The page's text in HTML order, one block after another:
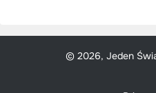
© 2026, Jeden